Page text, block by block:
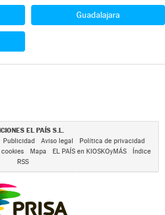
Guadalajara
EL PAÍS S.L.
Publicidad Aviso legal
Política de privacidad
Mapa EL PAÍS en KIOSKOyMÁS
Índice
RSS